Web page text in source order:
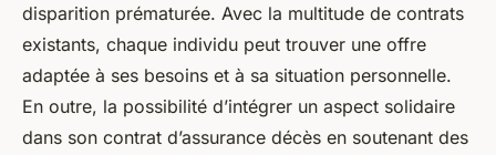
disparition prématurée. Avec la multitude de contrats
existants, chaque individu peut trouver une offre
adaptée à ses besoins et à sa situation personnelle.
En outre, la possibilité d’intégrer un aspect solidaire
dans son contrat d’assurance décès en soutenant des